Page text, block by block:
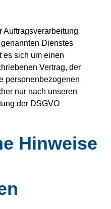
Auftragsverarbeitung
Dienstes
es sich um einen
Vertrag, der
personenbezogenen
nur nach unseren
der DSGVO
Hinweise